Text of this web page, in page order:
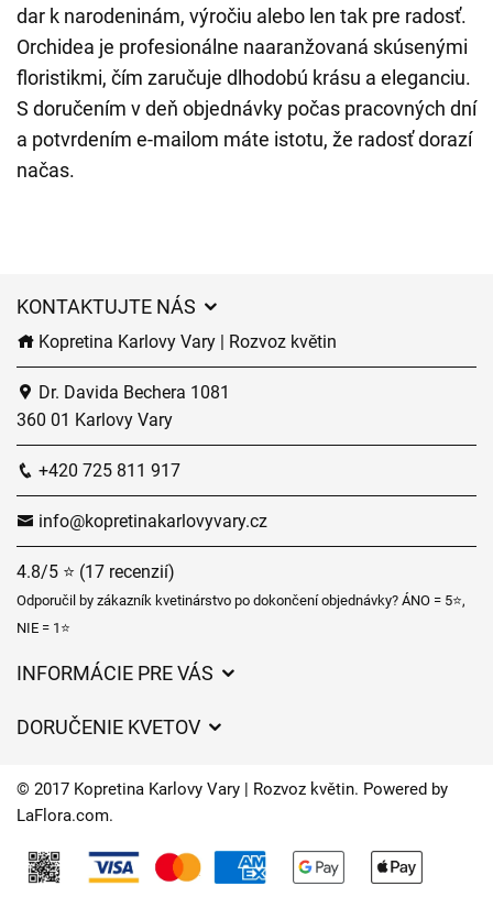
dar k narodeninám, výročiu alebo len tak pre radosť.
Orchidea je profesionálne naaranžovaná skúsenými
floristikmi, čím zaručuje dlhodobú krásu a eleganciu.
S doručením v deň objednávky počas pracovných dní
a potvrdením e-mailom máte istotu, že radosť dorazí
načas.
KONTAKTUJTE NÁS
Kopretina Karlovy Vary | Rozvoz květin
Dr. Davida Bechera 1081
360 01 Karlovy Vary
+420 725 811 917
info@kopretinakarlovyvary.cz
4.8/5 ⭐ (17 recenzií)
Odporučil by zákazník kvetinárstvo po dokončení objednávky? ÁNO = 5⭐,
NIE = 1⭐
INFORMÁCIE PRE VÁS
Časy doručenia kvetov – prehľad možností
DORUČENIE KVETOV
Kam doručujeme kvety
Kontaktujte nás
© 2017 Kopretina Karlovy Vary | Rozvoz květin. Powered by
LaFlora.com.